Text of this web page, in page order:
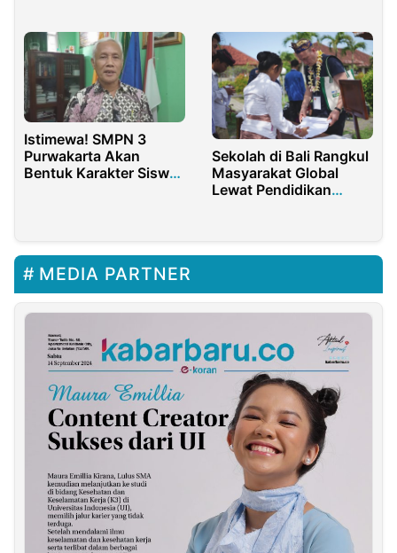
Pelatihan
Istimewa! SMPN 3
Purwakarta Akan
Bentuk Karakter Siswa
Sekolah di Bali Rangkul
Masyarakat Global
Lewat Pendidikan
MEDIA PARTNER